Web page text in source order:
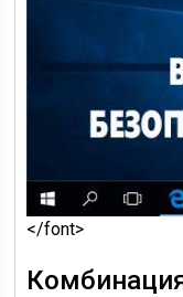
</font>